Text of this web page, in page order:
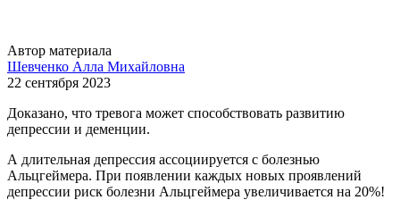
Автор материала
Шевченко Алла Михайловна
22 сентября 2023
Доказано, что тревога может способствовать развитию
депрессии и деменции.
А длительная депрессия ассоциируется с болезнью
Альцгеймера. При появлении каждых новых проявлений
депрессии риск болезни Альцгеймера увеличивается на 20%!